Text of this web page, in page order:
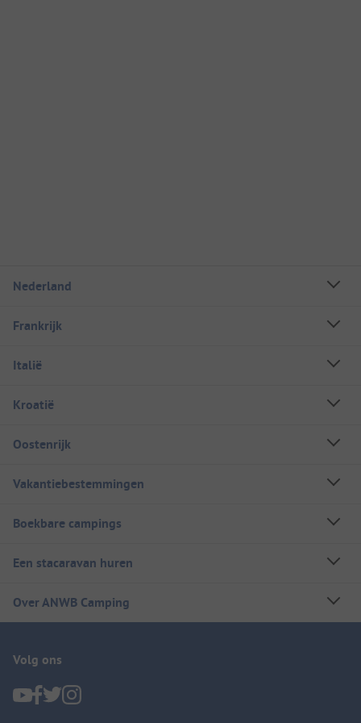
Nederland
Frankrijk
Italië
Kroatië
Oostenrijk
Vakantiebestemmingen
Boekbare campings
Een stacaravan huren
Over ANWB Camping
Volg ons